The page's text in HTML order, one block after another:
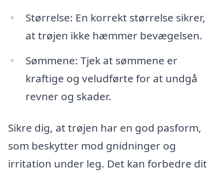
Størrelse: En korrekt størrelse sikrer,
at trøjen ikke hæmmer bevægelsen.
Sømmene: Tjek at sømmene er
kraftige og veludførte for at undgå
revner og skader.
Sikre dig, at trøjen har en god pasform,
som beskytter mod gnidninger og
irritation under leg. Det kan forbedre dit